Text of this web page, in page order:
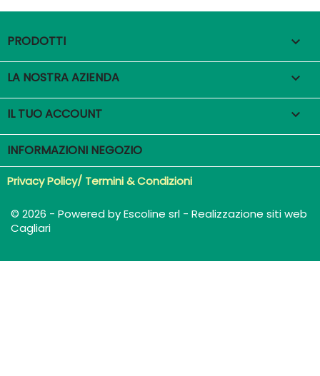
PRODOTTI 
LA NOSTRA AZIENDA 
IL TUO ACCOUNT 
INFORMAZIONI NEGOZIO
Privacy Policy/ Termini & Condizioni
© 2026 - Powered by Escoline srl - Realizzazione siti web
Cagliari